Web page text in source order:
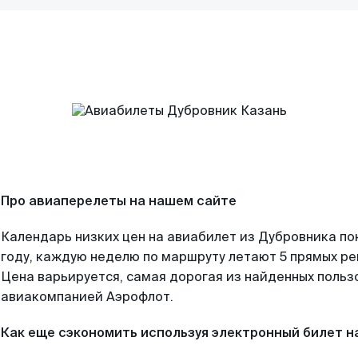
Про авиаперелеты на нашем сайте
Календарь низких цен на авиабилет из Дубровника
году, каждую неделю по маршруту летают 5 прямых
Цена варьируется, самая дорогая из найденных
авиакомпанией Аэрофлот.
Как еще сэкономить используя электронный билет